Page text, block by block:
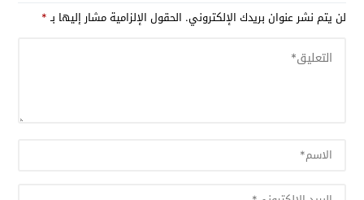
لن يتم نشر عنوان بريدك الإلكتروني. الحقول الإلزامية مشار إليها بـ*